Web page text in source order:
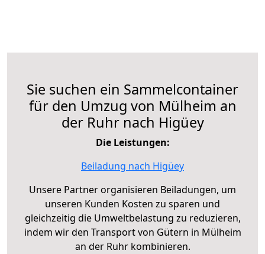
Sie suchen ein Sammelcontainer
für den Umzug von Mülheim an
der Ruhr nach Higüey
Die Leistungen:
Beiladung nach Higüey
Unsere Partner organisieren Beiladungen, um
unseren Kunden Kosten zu sparen und
gleichzeitig die Umweltbelastung zu reduzieren,
indem wir den Transport von Gütern in Mülheim
an der Ruhr kombinieren.